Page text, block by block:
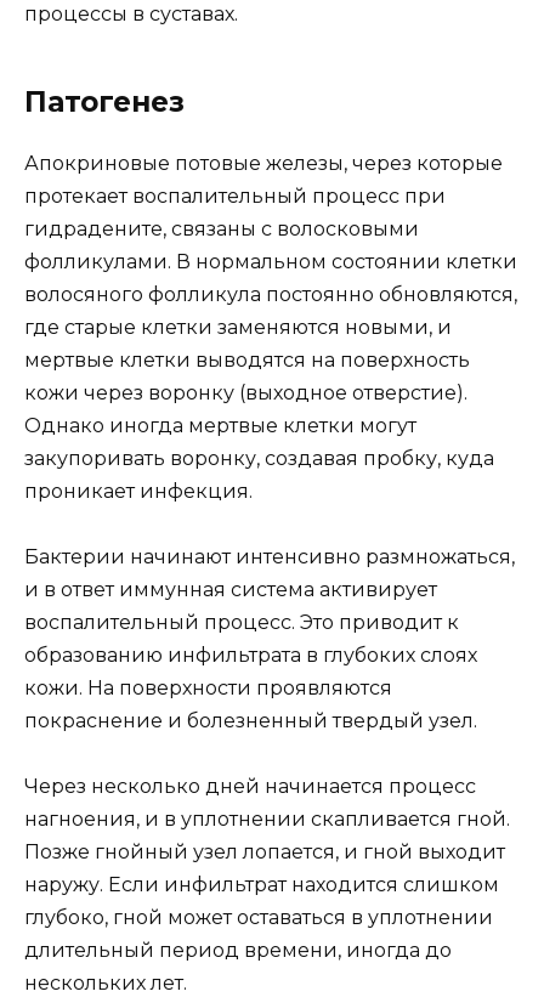
процессы в суставах.
Патогенез
Апокриновые потовые железы, через которые
протекает воспалительный процесс при
гидрадените, связаны с волосковыми
фолликулами. В нормальном состоянии клетки
волосяного фолликула постоянно обновляются,
где старые клетки заменяются новыми, и
мертвые клетки выводятся на поверхность
кожи через воронку (выходное отверстие).
Однако иногда мертвые клетки могут
закупоривать воронку, создавая пробку, куда
проникает инфекция.
Бактерии начинают интенсивно размножаться,
и в ответ иммунная система активирует
воспалительный процесс. Это приводит к
образованию инфильтрата в глубоких слоях
кожи. На поверхности проявляются
покраснение и болезненный твердый узел.
Через несколько дней начинается процесс
нагноения, и в уплотнении скапливается гной.
Позже гнойный узел лопается, и гной выходит
наружу. Если инфильтрат находится слишком
глубоко, гной может оставаться в уплотнении
длительный период времени, иногда до
нескольких лет.